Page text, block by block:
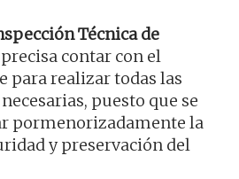
Técnica de
precisa contar con el
para realizar todas las
puesto que se
pormenorizadamente la
y preservación del